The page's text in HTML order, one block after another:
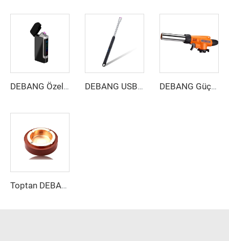
DEBANG Özel Çift Yaylı Ark Çakmak DEBANG USB Şarjlı Elektrikli Çakmak DEBANG Güçlü Dış Mekan Isıtma Torcu Düşük Fiyatlı Kamp ve Mutfak Isıtma Aracı
Toptan DEBANG Dekoratif Masa Tepsisi Premium Ev Organizatörü